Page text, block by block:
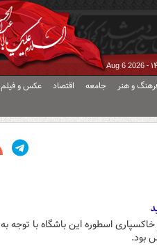
Aug 6 2026
و هنر جامعه اقتصاد عکس و فیلم
اسطوره این باشگاه با توجه به
بود.